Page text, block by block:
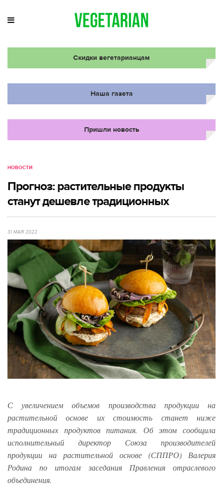
Скидки вегетарианцам
Наша газета
Пришли новость
НОВОСТИ
Прогноз: растительные продукты
станут дешевле традиционных
31 МАЯ 2022
С увеличением объемов производства продукции на
растительной основе их стоимость станет ниже
традиционных продуктов питания. Об этом сообщила
исполнительный директор Союза производителей
продукции на растительной основе (СППРО) Валерия
Родина по итогам заседания Правления отраслевого
объединения.